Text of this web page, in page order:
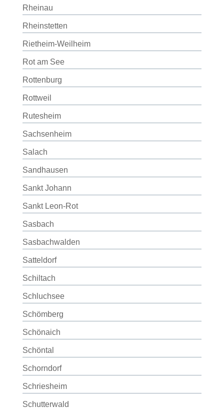
Rheinau
Rheinstetten
Rietheim-Weilheim
Rot am See
Rottenburg
Rottweil
Rutesheim
Sachsenheim
Salach
Sandhausen
Sankt Johann
Sankt Leon-Rot
Sasbach
Sasbachwalden
Satteldorf
Schiltach
Schluchsee
Schömberg
Schönaich
Schöntal
Schorndorf
Schriesheim
Schutterwald